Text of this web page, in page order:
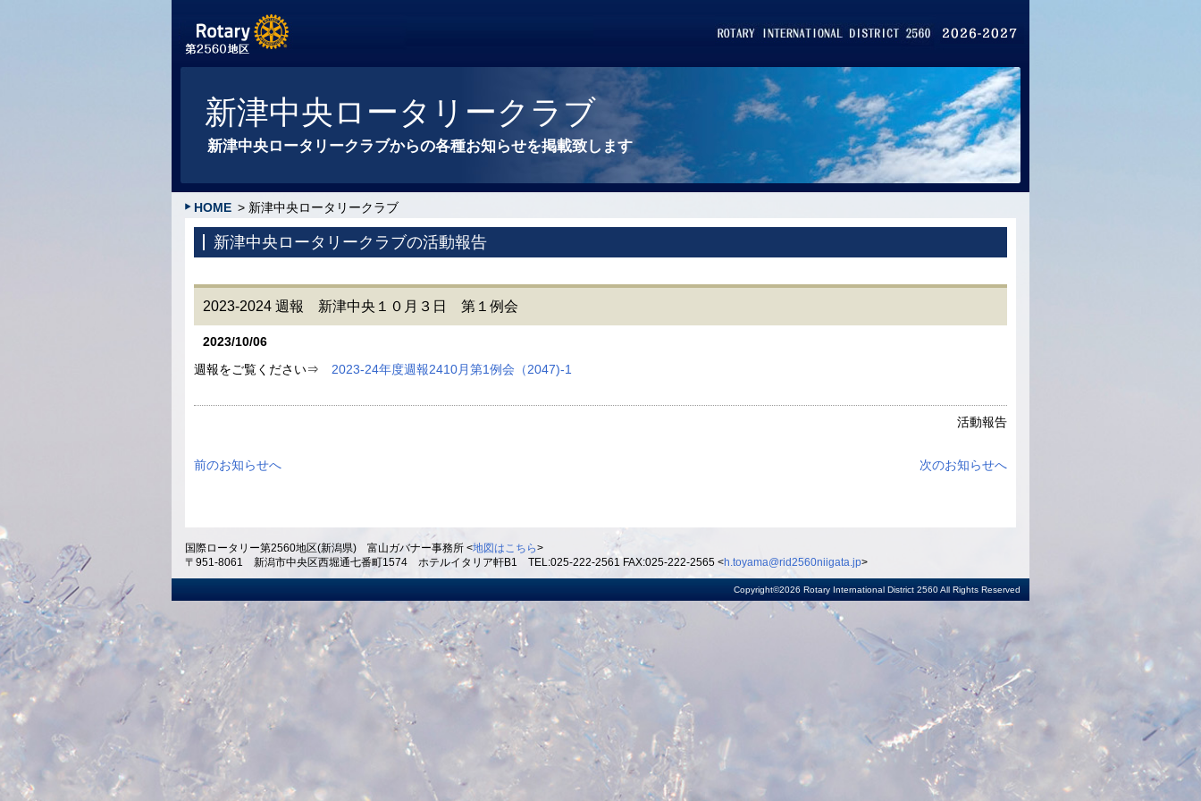
新津中央ロータリークラブ
新津中央ロータリークラブからの各種お知らせを掲載致します
HOME > 新津中央ロータリークラブ
新津中央ロータリークラブの活動報告
2023-2024 週報 新津中央１０月３日 第１例会
2023/10/06
週報をご覧ください⇒ 2023-24年度週報2410月第1例会（2047)-1
活動報告
前のお知らせへ 次のお知らせへ
国際ロータリー第2560地区(新潟県) 富山ガバナー事務所 <地図はこちら>
〒951-8061 新潟市中央区西堀通七番町1574 ホテルイタリア軒B1 TEL:025-222-2561 FAX:025-222-2565 <h.toyama@rid2560niigata.jp>
Copyright©2026 Rotary International District 2560 All Rights Reserved